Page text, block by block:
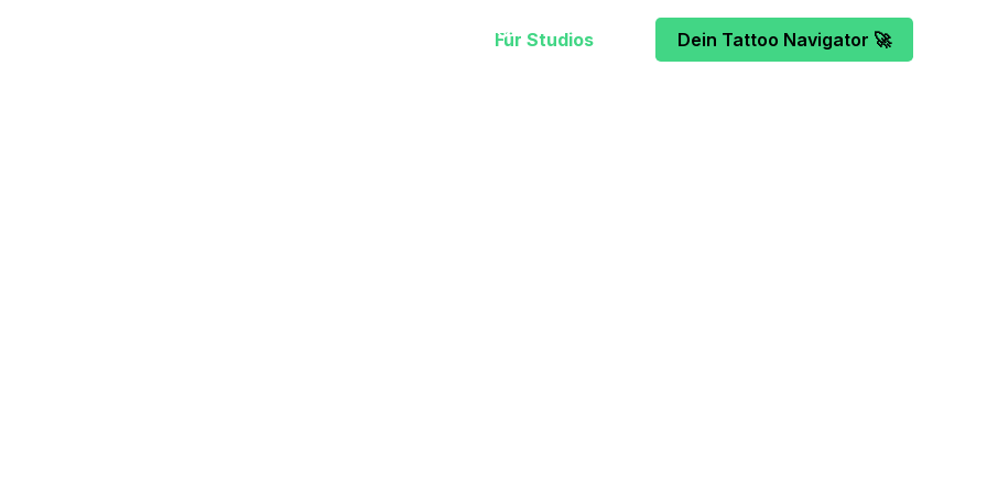
Für Studios Dein Tattoo Navigator 🚀